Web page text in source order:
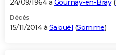
24/09/1964 à Gournay-en-Bray(
Décès
15/11/2014 à Salouël (Somme)